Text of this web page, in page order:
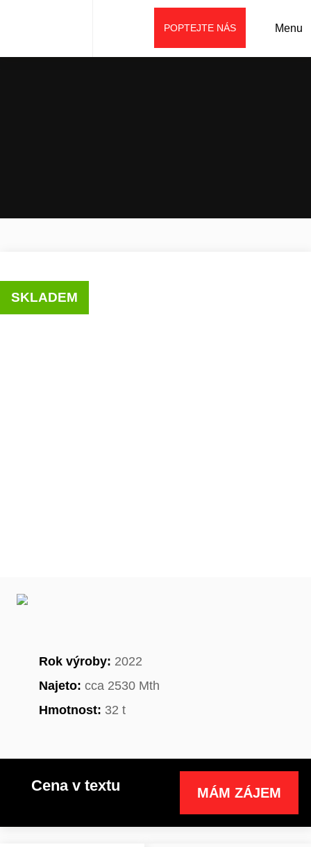
Menu
POPTEJTE NÁS
SKLADEM
Rok výroby: 2022
Najeto: cca 2530 Mth
Hmotnost: 32 t
Cena v textu MÁM ZÁJEM